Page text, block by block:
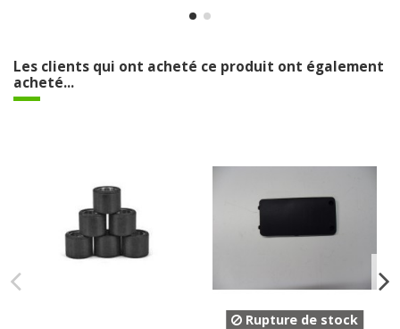
Les clients qui ont acheté ce produit ont également
acheté...
Rupture de stock